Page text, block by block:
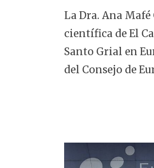
0
2
La Dra. Ana
científica de El
Santo Grial en
del Consejo de